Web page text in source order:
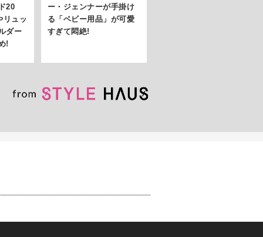
20
リュッ
ダー
!
ー・ジェンナーが手掛け
る「ベビー用品」が可愛
すぎて悶絶!